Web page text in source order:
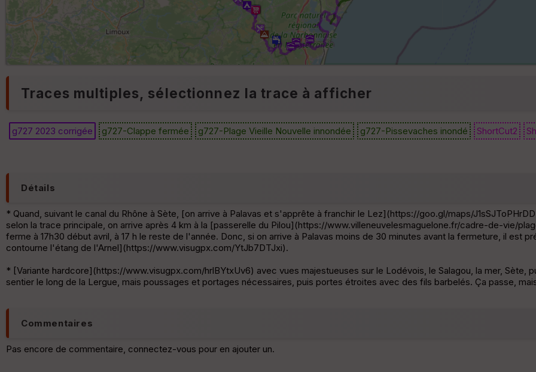
Traces multiples, sélectionnez la trace à afficher
g727 2023 corrigée g727-Clappe fermée g727-Plage Vieille Nouvelle innondée g727-Pissevaches inondé ShortCut2
Détails
* Quand, suivant le canal du Rhône à Sète, [on arrive à Palavas et s'apprête à franchir le Lez](https://goo.gl/maps/
selon la trace principale, on arrive après 4 km à la [passerelle du Pilou](https://www.villeneuvelesmaguelone.fr/cadre-de-vie/
ferme à 17h30 début avril, à 17 h le reste de l'année. Donc, si on arrive à Palavas moins de 30 minutes avant la fermeture, il est
contourne l'étang de l'Arnel](https://www.visugpx.com/YtJb7DTJxi).
* [Variante hardcore](https://www.visugpx.com/hrlBYtxUv6) avec vues majestueuses sur le Lodévois, le Salagou, la mer, Sète,
sentier le long de la Lergue, mais poussages et portages nécessaires, puis portes étroites avec des fils barbelés. Ça passe,
Commentaires
Pas encore de commentaire, connectez-vous pour en ajouter un.